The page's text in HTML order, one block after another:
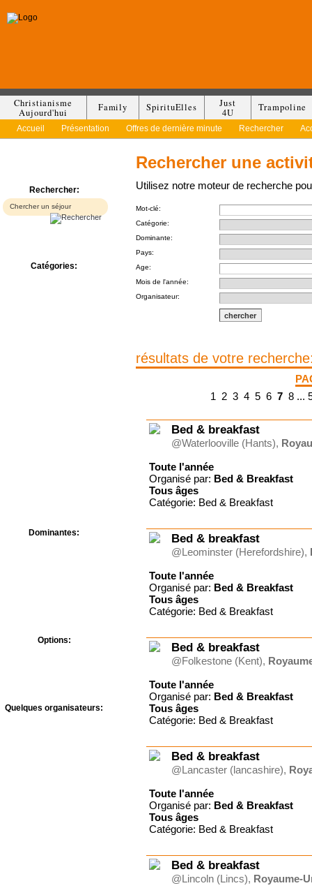
Christianisme
Aujourd'hui
Family SpirituElles
Just
4U
Trampoline
Accueil Présentation Offres de dernière minute Rechercher
Rechercher:
Catégories:
Dominantes:
Options:
Quelques organisateurs:
Rechercher une
Utilisez notre moteur de recherche
Mot-clé:
Catégorie:
Dominante:
Pays:
Age:
Mois de l'année:
Organisateur:
résultats de votre
1 2 3 4 5 6 7 8 ...
Bed & breakfast
@Waterlooville (Hants),
Toute l'année
Organisé par: Bed & Breakfast
Tous âges
Catégorie: Bed & Breakfast
Bed & breakfast
@Leominster (Herefordshire),
Toute l'année
Organisé par: Bed & Breakfast
Tous âges
Catégorie: Bed & Breakfast
Bed & breakfast
@Folkestone (Kent),
Toute l'année
Organisé par: Bed & Breakfast
Tous âges
Catégorie: Bed & Breakfast
Bed & breakfast
@Lancaster (lancashire),
Toute l'année
Organisé par: Bed & Breakfast
Tous âges
Catégorie: Bed & Breakfast
Bed & breakfast
@Lincoln (Lincs), Royaume-